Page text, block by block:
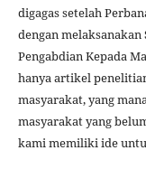
digagas setelah
dengan melaksanakan
Pengabdian Kepada
hanya artikel
masyarakat, yang
masyarakat yang
kami memiliki ide